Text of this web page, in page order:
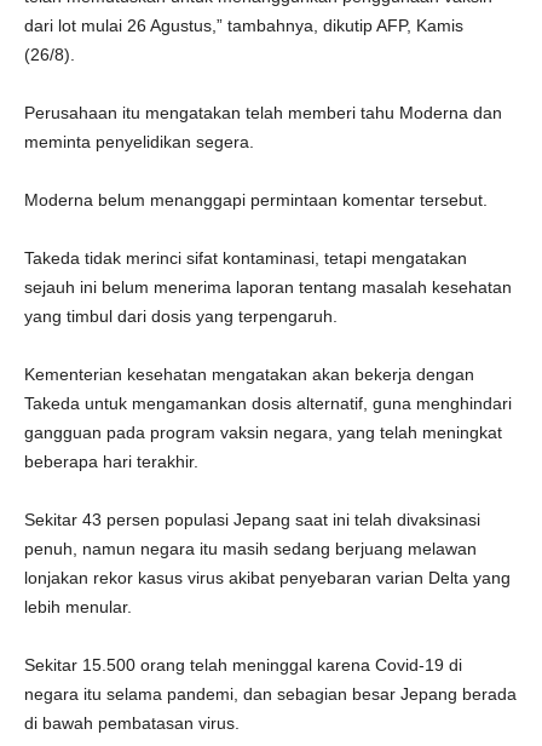
dari lot mulai 26 Agustus,” tambahnya, dikutip AFP, Kamis
(26/8).
Perusahaan itu mengatakan telah memberi tahu Moderna dan
meminta penyelidikan segera.
Moderna belum menanggapi permintaan komentar tersebut.
Takeda tidak merinci sifat kontaminasi, tetapi mengatakan
sejauh ini belum menerima laporan tentang masalah kesehatan
yang timbul dari dosis yang terpengaruh.
Kementerian kesehatan mengatakan akan bekerja dengan
Takeda untuk mengamankan dosis alternatif, guna menghindari
gangguan pada program vaksin negara, yang telah meningkat
beberapa hari terakhir.
Sekitar 43 persen populasi Jepang saat ini telah divaksinasi
penuh, namun negara itu masih sedang berjuang melawan
lonjakan rekor kasus virus akibat penyebaran varian Delta yang
lebih menular.
Sekitar 15.500 orang telah meninggal karena Covid-19 di
negara itu selama pandemi, dan sebagian besar Jepang berada
di bawah pembatasan virus.